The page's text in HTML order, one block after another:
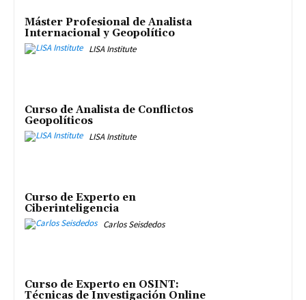
Máster Profesional de Analista
Internacional y Geopolítico
LISA Institute
Curso de Analista de Conflictos
Geopolíticos
LISA Institute
Curso de Experto en
Ciberinteligencia
Carlos Seisdedos
Curso de Experto en OSINT:
Técnicas de Investigación Online